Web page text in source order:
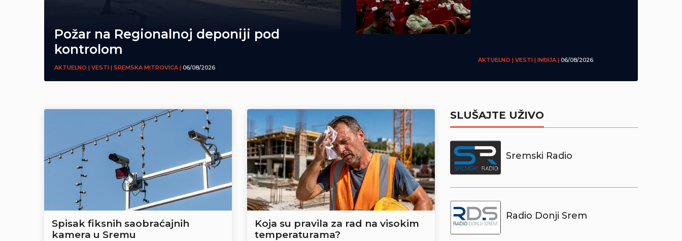
Požar na Regionalnoj deponiji pod
kontrolom
AKTUELNO | VESTI | SREMSKA MITROVICA | 06/08/2026
AKTUELNO | VESTI | INĐIJA | 06/08/2026
Spisak fiksnih saobraćajnih
kamera u Sremu
Koja su pravila za rad na visokim
temperaturama?
SLUŠAJTE UŽIVO
Sremski Radio
Radio Donji Srem